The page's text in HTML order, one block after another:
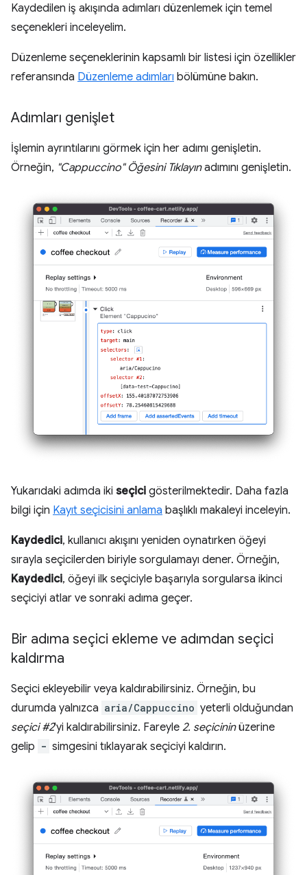
Kaydedilen iş akışında adımları düzenlemek için temel
seçenekleri inceleyelim.
Düzenleme seçeneklerinin kapsamlı bir listesi için özellikler
referansında Düzenleme adımları bölümüne bakın.
Adımları genişlet
İşlemin ayrıntılarını görmek için her adımı genişletin.
Örneğin, "Cappuccino" Öğesini Tıklayınadımını genişletin.
Yukarıdaki adımda iki seçici gösterilmektedir. Daha fazla
bilgi için Kayıt seçicisini anlama başlıklı makaleyi inceleyin.
Kaydedici, kullanıcı akışını yeniden oynatırken öğeyi
sırayla seçicilerden biriyle sorgulamayı dener. Örneğin,
Kaydedici, öğeyi ilk seçiciyle başarıyla sorgularsa ikinci
seçiciyi atlar ve sonraki adıma geçer.
Bir adıma seçici ekleme ve adımdan seçici
kaldırma
Seçici ekleyebilir veya kaldırabilirsiniz. Örneğin, bu
durumda yalnızca aria/Cappuccino yeterli olduğundan
seçici #2'yi kaldırabilirsiniz. Fareyle 2. seçicininüzerine
gelip - simgesini tıklayarak seçiciyi kaldırın.